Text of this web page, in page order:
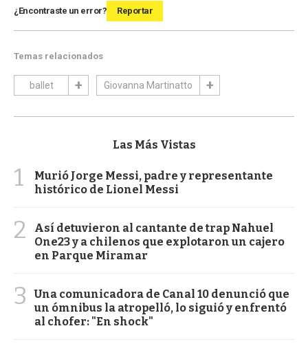
¿Encontraste un error? Reportar
Temas relacionados
ballet Giovanna Martinatto
Las Más Vistas
1
Murió Jorge Messi, padre y representante
histórico de Lionel Messi
2
Así detuvieron al cantante de trap Nahuel
One23 y a chilenos que explotaron un cajero
en Parque Miramar
3
Una comunicadora de Canal 10 denunció que
un ómnibus la atropelló, lo siguió y enfrentó
al chofer: "En shock"